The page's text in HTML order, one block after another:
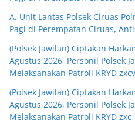
A. Unit Lantas Polsek Ciruas
Pagi di Perempatan Ciruas,
(Polsek Jawilan) Ciptakan
Agustus 2026, Personil Polsek
Melaksanakan Patroli KRYD zxcv
(Polsek Jawilan) Ciptakan
Agustus 2026, Personil Polsek
Melaksanakan Patroli KRYD zxc